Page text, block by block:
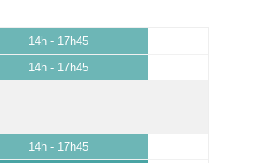
14h - 17h45
14h - 17h45
14h - 17h45